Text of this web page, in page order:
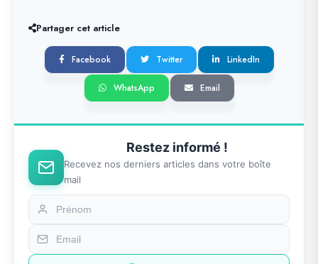
Partager cet article
Facebook Twitter LinkedIn
WhatsApp Email
Restez informé !
Recevez nos derniers articles dans votre boîte
mail